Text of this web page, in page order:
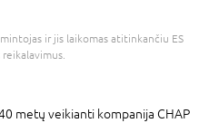
ir jis laikomas atitinkančiu ES
metų veikianti kompanija CHAP